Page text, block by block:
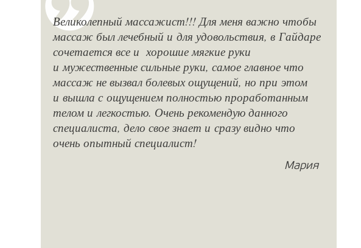
Великолепный массажист!!! Для меня важно чтобы
массаж был лечебный и для удовольствия, в Гайдаре
сочетается все и хорошие мягкие руки
и мужественные сильные руки, самое главное что
массаж не вызвал болевых ощущений, но при этом
и вышла с ощущением полностью проработанным
телом и легкостью. Очень рекомендую данного
специалиста, дело свое знает и сразу видно что
очень опытный специалист!
Мария